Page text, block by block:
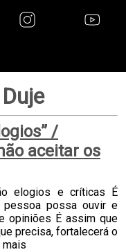
/
aceitar os
elogios e críticas É
pessoa possa ouvir e
opiniões É assim que
precisa, fortalecerá o
mais